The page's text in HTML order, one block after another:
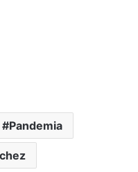
Pandemia